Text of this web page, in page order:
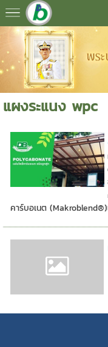
แผงระแนง wpc
คาร์บอเนต (Makroblend®)